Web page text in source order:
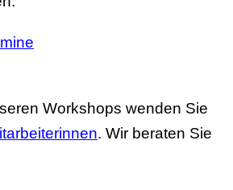
Workshops wenden Sie
. Wir beraten Sie